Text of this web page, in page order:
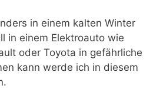
in einem kalten Winter
in einem Elektroauto wie
oder Toyota in gefährliche
kann werde ich in diesem